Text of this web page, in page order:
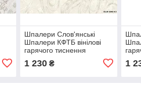
Шпалери Слов'янські
Шпалери КФТБ вінілові
гарячого тиснення
9В118 Марина 8641-03
1 230₴ 1